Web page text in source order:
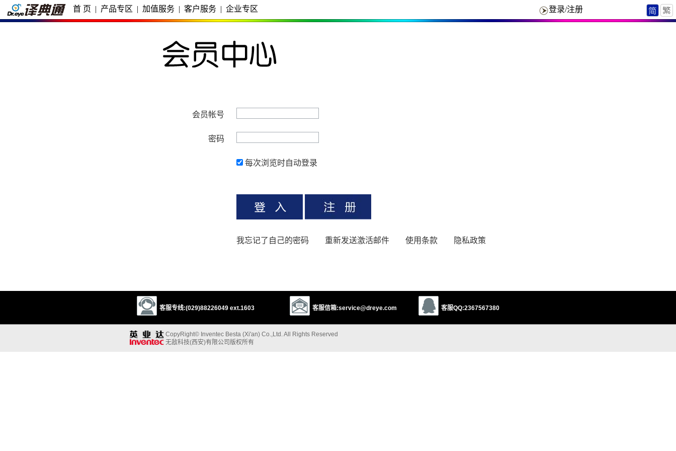
首 页 | 产品专区 | 加值服务 | 客户服务 | 企业专区 登录/注册
会员帐号
密码
每次浏览时自动登录
我忘记了自己的密码 重新发送激活邮件 使用条款 隐私政策
客服专线:(029)88226049 ext.1603 客服信箱:service@dreye.com 客服QQ:2367567380
CopyRight© Inventec Besta (Xi'an) Co.,Ltd. All Rights Reserved
无敌科技(西安)有限公司版权所有